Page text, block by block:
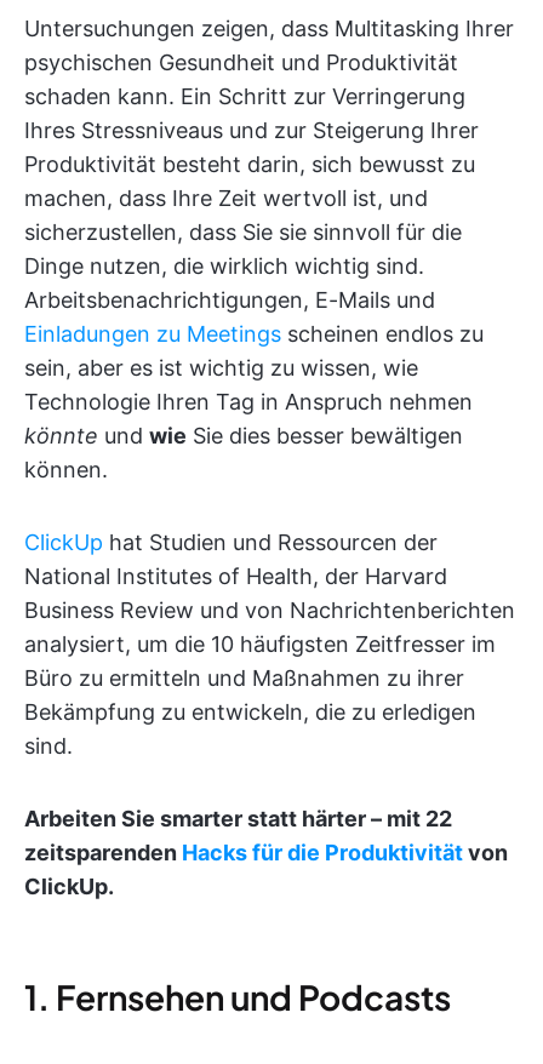
Untersuchungen zeigen, dass Multitasking Ihrer
psychischen Gesundheit und Produktivität
schaden kann. Ein Schritt zur Verringerung
Ihres Stressniveaus und zur Steigerung Ihrer
Produktivität besteht darin, sich bewusst zu
machen, dass Ihre Zeit wertvoll ist, und
sicherzustellen, dass Sie sie sinnvoll für die
Dinge nutzen, die wirklich wichtig sind.
Arbeitsbenachrichtigungen, E-Mails und
Einladungen zu Meetings scheinen endlos zu
sein, aber es ist wichtig zu wissen, wie
Technologie Ihren Tag in Anspruch nehmen
könnte und wie Sie dies besser bewältigen
können.
ClickUp hat Studien und Ressourcen der
National Institutes of Health, der Harvard
Business Review und von Nachrichtenberichten
analysiert, um die 10 häufigsten Zeitfresser im
Büro zu ermitteln und Maßnahmen zu ihrer
Bekämpfung zu entwickeln, die zu erledigen
sind.
Arbeiten Sie smarter statt härter – mit 22
zeitsparenden Hacks für die Produktivitätvon
ClickUp.
1. Fernsehen und Podcasts